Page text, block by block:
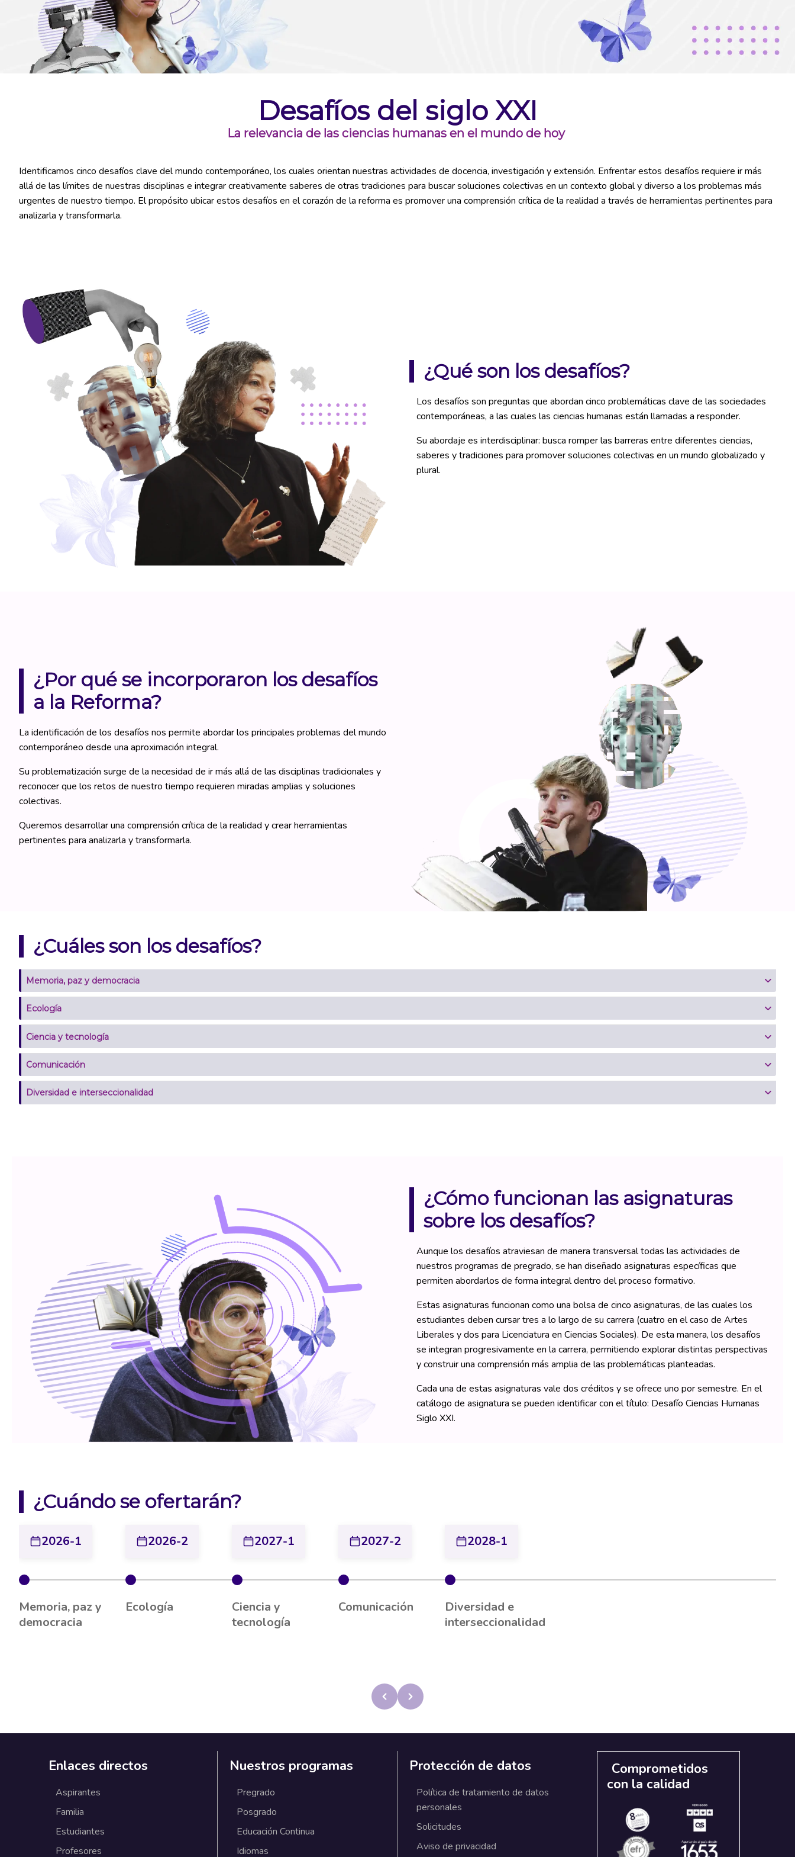
Desafíos del siglo XXI
La relevancia de las ciencias humanas en el mundo de hoy
Identificamos cinco desafíos clave del mundo contemporáneo, los cuales orientan nuestras actividades de docencia, investigación y extensión. Enfrentar estos desafíos requiere ir más
allá de las límites de nuestras disciplinas e integrar creativamente saberes de otras tradiciones para buscar soluciones colectivas en un contexto global y diverso a los problemas más
urgentes de nuestro tiempo. El propósito ubicar estos desafíos en el corazón de la reforma es promover una comprensión crítica de la realidad a través de herramientas pertinentes para
analizarla y transformarla.
¿Qué son los desafíos?
Los desafíos son preguntas que abordan cinco problemáticas clave de las sociedades
contemporáneas, a las cuales las ciencias humanas están llamadas a responder.
Su abordaje es interdisciplinar: busca romper las barreras entre diferentes ciencias,
saberes y tradiciones para promover soluciones colectivas en un mundo globalizado y
plural.
¿Por qué se incorporaron los desafíos
a la Reforma?
La identificación de los desafíos nos permite abordar los principales problemas del mundo
contemporáneo desde una aproximación integral.
Su problematización surge de la necesidad de ir más allá de las disciplinas tradicionales y
reconocer que los retos de nuestro tiempo requieren miradas amplias y soluciones
colectivas.
Queremos desarrollar una comprensión crítica de la realidad y crear herramientas
pertinentes para analizarla y transformarla.
¿Cuáles son los desafíos?
Memoria, paz y democracia
Ecología
Ciencia y tecnología
Comunicación
Diversidad e interseccionalidad
¿Cómo funcionan las asignaturas
sobre los desafíos?
Aunque los desafíos atraviesan de manera transversal todas las actividades de
nuestros programas de pregrado, se han diseñado asignaturas específicas que
permiten abordarlos de forma integral dentro del proceso formativo.
Estas asignaturas funcionan como una bolsa de cinco asignaturas, de las cuales los
estudiantes deben cursar tres a lo largo de su carrera (cuatro en el caso de Artes
Liberales y dos para Licenciatura en Ciencias Sociales). De esta manera, los desafíos
se integran progresivamente en la carrera, permitiendo explorar distintas perspectivas
y construir una comprensión más amplia de las problemáticas planteadas.
Cada una de estas asignaturas vale dos créditos y se ofrece uno por semestre. En el
catálogo de asignatura se pueden identificar con el título: Desafío Ciencias Humanas
Siglo XXI.
¿Cuándo se ofertarán?
2026-1
Memoria, paz y
democracia
2026-2
Ecología
2027-1
Ciencia y
tecnología
2027-2
Comunicación
2028-1
Diversidad e
interseccionalidad
Enlaces directos
Aspirantes
Familia
Estudiantes
Profesores
Nuestros programas
Pregrado
Posgrado
Educación Continua
Idiomas
Protección de datos
Política de tratamiento de datos
personales
Solicitudes
Aviso de privacidad
Comprometidos
con la calidad